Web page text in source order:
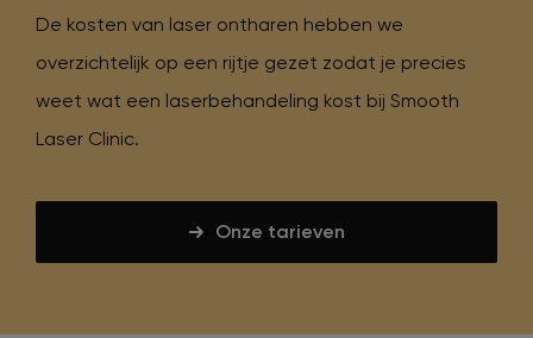
De kosten van laser ontharen hebben we
overzichtelijk op een rijtje gezet zodat je precies
weet wat een laserbehandeling kost bij Smooth
Laser Clinic.
Onze tarieven